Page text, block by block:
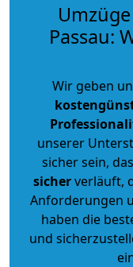
Passau:
Wir geben
unserer
sicher sein,
sicherverläuft,
Anforderungen
haben die
und